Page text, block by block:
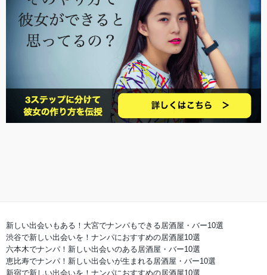
新しい出会いもある！大宮でナンパもできる居酒屋・バー10選
渋谷で新しい出会いを！ナンパにおすすめの居酒屋10選
六本木でナンパ！新しい出会いのある居酒屋・バー10選
恵比寿でナンパ！新しい出会いが生まれる居酒屋・バー10選
新宿で新しい出会いを！ナンパにおすすめの居酒屋10選